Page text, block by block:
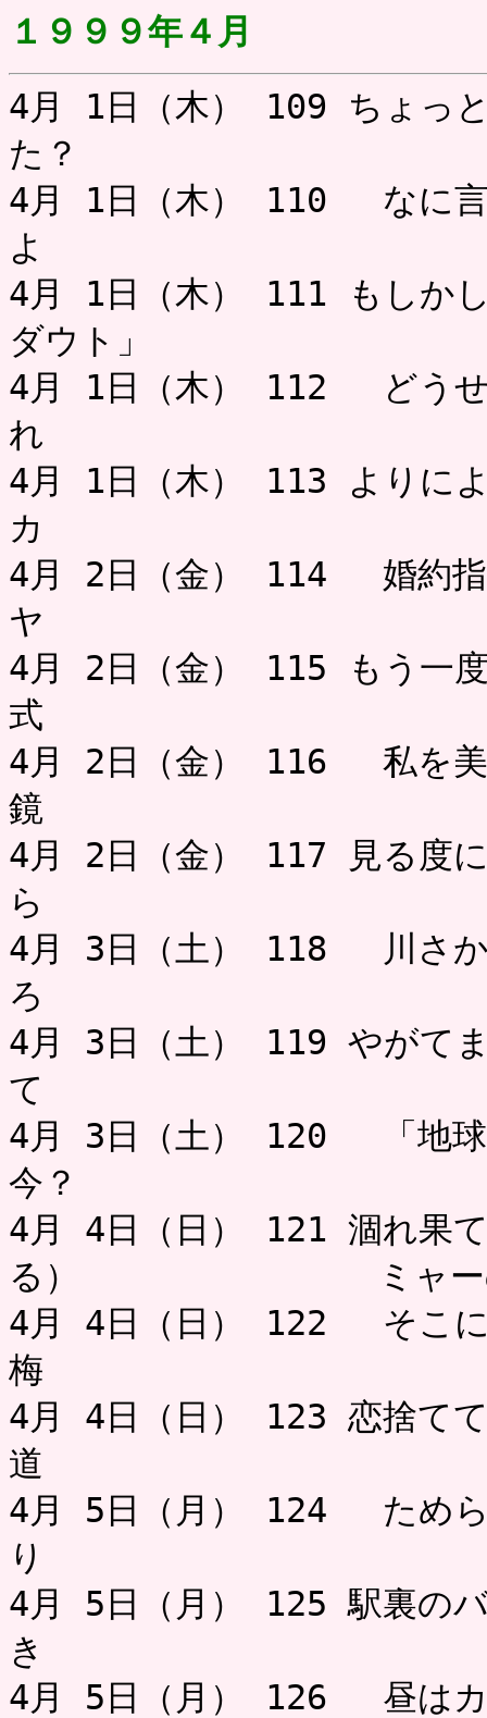
１９９９年４月
4月 1日（木） 109 ちょっ
た？ お
4月 1日（木） 110 なに言
よ
4月 1日（木） 111 もしか
ダウト」
4月 1日（木） 112 どうせ
れ ミャー
4月 1日（木） 113 よりに
カ お
4月 2日（金） 114 婚約指
ヤ
4月 2日（金） 115 もう一
式
4月 2日（金） 116 私を美
鏡
4月 2日（金） 117 見る度
ら お
4月 3日（土） 118 川さか
ろ ミャ
4月 3日（土） 119 やがて
て
4月 3日（土） 120 「地球
今？
4月 4日（日） 121 涸れ果
る） ミャーの
4月 4日（日） 122 そこに
梅
4月 4日（日） 123 恋捨て
道 ミャ
4月 5日（月） 124 ためら
り
4月 5日（月） 125 駅裏の
き ミャ
4月 5日（月） 126 昼はカ